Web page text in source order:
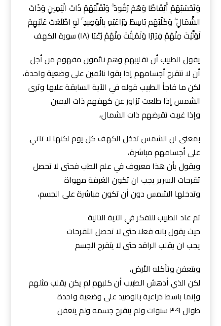
‏وَتَحْسَبُهُمْ أَيْقَاظًا وَهُمْ رُقُودٌ ۚ وَنُقَلِّبُهُمْ ذَاتَ الْيَمِينِ وَذَاتَ
الشِّمَالِ ۖ وَكَلْبُهُم بَاسِطٌ ذِرَاعَيْهِ بِالْوَصِيدِ ۚ لَوِ اطَّلَعْتَ عَلَيْهِمْ
لَوَلَّيْتَ مِنْهُمْ فِرَارًا وَلَمُلِئْتَ مِنْهُمْ رُعْبًا (١٨) سورة الكهف
‏يقول الطبيب أن تقليبهم وهم نائمون مفهوم من أجل
أن لا تتقرح أجسامهم إذا بقوا نائمين على وضعية واحدة،
لكن ما فاجأ الطبيب قوله في الآية السابقة عليها وترى
الشمس إذا طلعت تزاور عن كهفهم ذات اليمين
وإذا غربت تقرضهم ذات الشمال،
‏بمعنى ان الشمس تدخل الكهف كل يوم لكنها لا تاتي
على أجسامهم مباشرة،
ويقول بأن هذا معروف في علم الطب فحتى لا تحصل
تقرحات السرير يجب ان تكون الغرفة مهواة
وتدخلها الشمس دون أن تكون مباشرة على الجسم،
ثم عاد الطبيب للتفكر في الآية التالية
حيث يقول بانه فعلا ‏حتى لا تحصل التقرحات
يجب ان يقلب الراقد حتى لا يتقرح الجسم
ويتعفن وتأكله الأرض،
لكن الذي أدهش الطبيب أن كلبهم لم يكن يقلب مثلهم
وإنما باسط ذراعية بالوصيد على وضعية واحدة
طوال ٣٠٩ سنوات ولم يتقرح جسمه ولم يتعفن